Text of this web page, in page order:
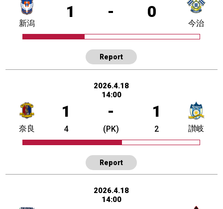
1 - 0
新潟 今治
Report
2026.4.18
14:00
1 - 1
奈良 4 (PK) 2 讃岐
Report
2026.4.18
14:00